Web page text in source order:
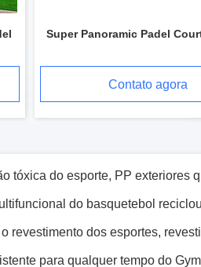
Super Panoramic Padel
Contato agora